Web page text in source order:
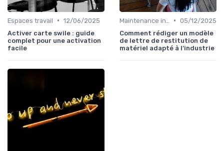
Espaces travail • 12/06/2025
Activer carte swile : guide
complet pour une activation
facile
• 05/12/2025
Comment rédiger un modèle
de lettre de restitution de
matériel adapté à l’industrie